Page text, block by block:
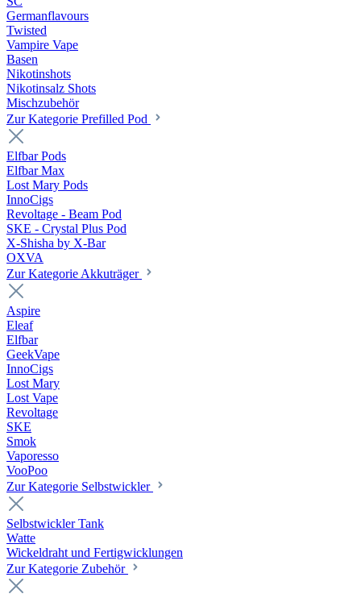
Germanflavours
Twisted
Vampire Vape
Basen
Nikotinshots
Nikotinsalz Shots
Mischzubehör
Zur Kategorie Prefilled Pod
Elfbar Pods
Elfbar Max
Lost Mary Pods
InnoCigs
Revoltage - Beam Pod
SKE - Crystal Plus Pod
X-Shisha by X-Bar
OXVA
Zur Kategorie Akkuträger
Aspire
Eleaf
Elfbar
GeekVape
InnoCigs
Lost Mary
Lost Vape
Revoltage
SKE
Smok
Vaporesso
VooPoo
Zur Kategorie Selbstwickler
Selbstwickler Tank
Watte
Wickeldraht und Fertigwicklungen
Zur Kategorie Zubehör